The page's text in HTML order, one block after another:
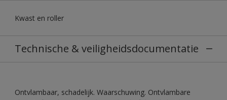
Kwast en roller
Technische & veiligheidsdocumentatie
Ontvlambaar, schadelijk. Waarschuwing. Ontvlambare